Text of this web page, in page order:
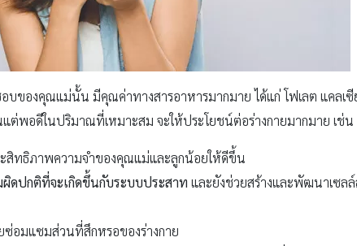
บของคุณแม่นั้น มีคุณค่าทางสารอาหารมากมาย ได้แก่ โฟเลต แคลเซี
ต่พอดีในปริมาณที่เหมาะสม จะให้ประโยชน์ต่อร่างกายมากมาย เช่น
สิทธิภาพความจำของคุณแม่และลูกน้อยให้ดีขึ้น
ดปกติที่จะเกิดขึ้นกับระบบประสาท และยังช่วยสร้างและพัฒนาเซล
ซ่อมแซมส่วนที่สึกหรอของร่างกาย